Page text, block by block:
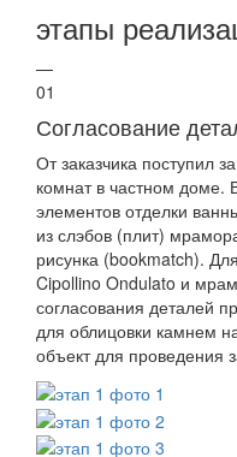
этапы
—
01
Согласование
От заказчика поступил
комнат в частном доме.
элементов отделки
из слэбов (плит)
рисунка (bookmatch).
Cipollino Ondulato и
согласования деталей
для облицовки камнем
объект для проведения